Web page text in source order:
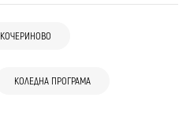
КОЧЕРИНОВО
КОЛЕДНА ПРОГРАМА